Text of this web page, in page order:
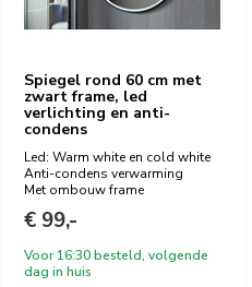
Spiegel rond 60 cm met
zwart frame, led
verlichting en anti-
condens
Led: Warm white en cold white
Anti-condens verwarming
Met ombouw frame
€ 99,-
Voor 16:30 besteld, volgende
dag in huis